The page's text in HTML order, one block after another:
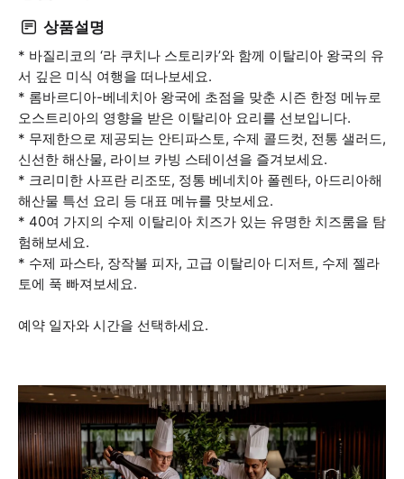
상품설명
* 바질리코의 ‘라 쿠치나 스토리카’와 함께 이탈리아 왕국의 유
서 깊은 미식 여행을 떠나보세요.
* 롬바르디아-베네치아 왕국에 초점을 맞춘 시즌 한정 메뉴로
오스트리아의 영향을 받은 이탈리아 요리를 선보입니다.
* 무제한으로 제공되는 안티파스토, 수제 콜드컷, 전통 샐러드,
신선한 해산물, 라이브 카빙 스테이션을 즐겨보세요.
* 크리미한 사프란 리조또, 정통 베네치아 폴렌타, 아드리아해
해산물 특선 요리 등 대표 메뉴를 맛보세요.
* 40여 가지의 수제 이탈리아 치즈가 있는 유명한 치즈룸을 탐
험해보세요.
* 수제 파스타, 장작불 피자, 고급 이탈리아 디저트, 수제 젤라
토에 푹 빠져보세요.
예약 일자와 시간을 선택하세요.